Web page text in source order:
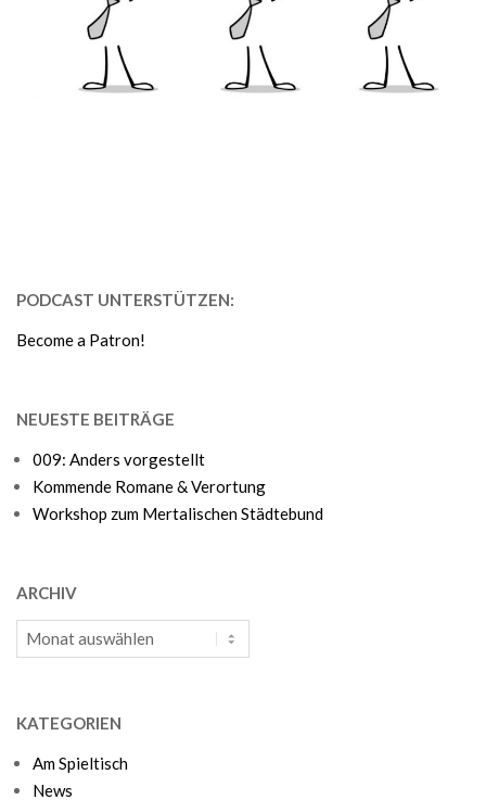
PODCAST UNTERSTÜTZEN:
Become a Patron!
NEUESTE BEITRÄGE
009: Anders vorgestellt
Kommende Romane & Verortung
Workshop zum Mertalischen Städtebund
ARCHIV
Archiv
KATEGORIEN
Am Spieltisch
News